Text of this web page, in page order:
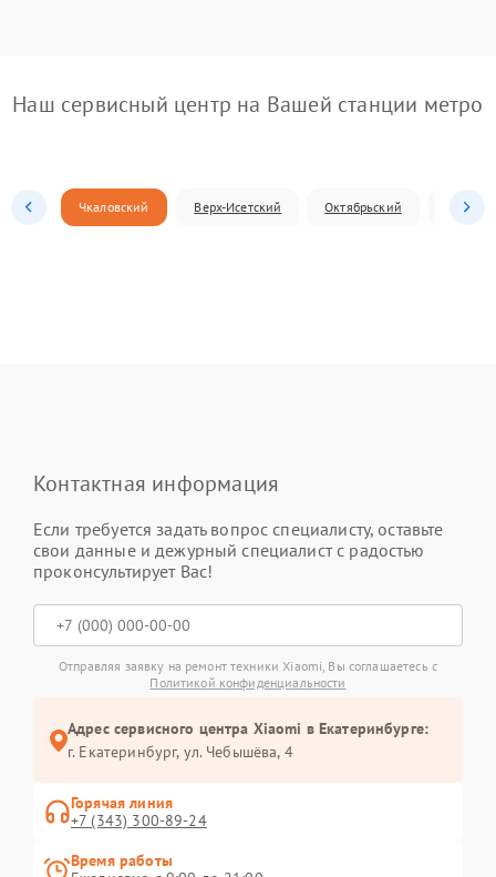
Наш сервисный центр на Вашей станции метро
Чкаловский Верх-Исетский Октябрьский
Контактная информация
Если требуется задать вопрос специалисту, оставьте
свои данные и дежурный специалист с радостью
проконсультирует Вас!
Отправляя заявку на ремонт техники Xiaomi, Вы соглашаетесь с
Политикой конфиденциальности
Адрес сервисного центра Xiaomi в Екатеринбурге:
г. Екатеринбург, ул. Чебышёва, 4
Горячая линия
+7 (343) 300-89-24
Время работы